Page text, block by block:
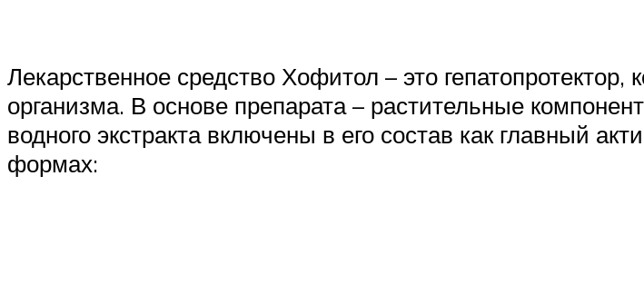
Лекарственное средство Хофитол – это
организма. В основе препарата – растительные
водного экстракта включены в его состав как главный
формах: